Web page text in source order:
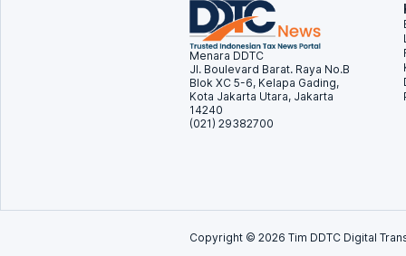
Menara DDTC
Jl. Boulevard Barat. Raya No.B
Blok XC 5-6, Kelapa Gading,
Kota Jakarta Utara, Jakarta
14240
(021) 29382700
Copyright © 2026 Tim DDTC Digital